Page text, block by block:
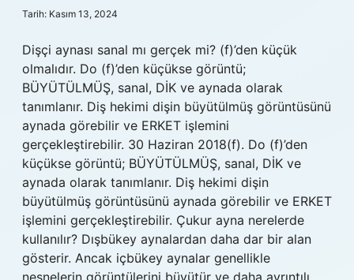
Tarih: Kasım 13, 2024
Dişçi aynası sanal mı gerçek mi? (f)’den küçük
olmalıdır. Do (f)’den küçükse görüntü;
BÜYÜTÜLMÜŞ, sanal, DİK ve aynada olarak
tanımlanır. Diş hekimi dişin büyütülmüş görüntüsünü
aynada görebilir ve ERKET işlemini
gerçekleştirebilir. 30 Haziran 2018(f). Do (f)’den
küçükse görüntü; BÜYÜTÜLMÜŞ, sanal, DİK ve
aynada olarak tanımlanır. Diş hekimi dişin
büyütülmüş görüntüsünü aynada görebilir ve ERKET
işlemini gerçekleştirebilir. Çukur ayna nerelerde
kullanılır? Dışbükey aynalardan daha dar bir alan
gösterir. Ancak içbükey aynalar genellikle
nesnelerin görüntülerini büyütür ve daha ayrıntılı